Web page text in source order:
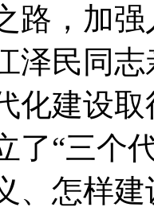
路，加
泽民同
化建设
了“三个
、怎样